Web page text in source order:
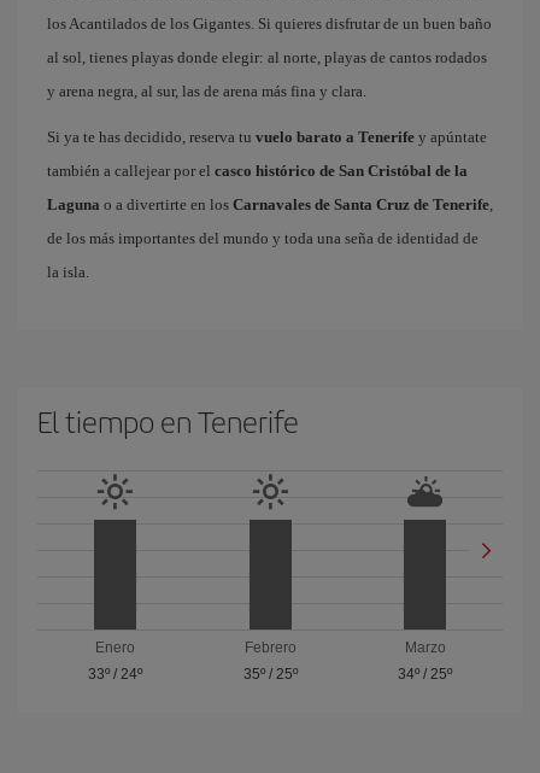
los Acantilados de los Gigantes. Si quieres disfrutar de un buen baño
al sol, tienes playas donde elegir: al norte, playas de cantos rodados
y arena negra, al sur, las de arena más fina y clara.
Si ya te has decidido, reserva tu vuelo barato a Tenerife y apúntate
también a callejear por el casco histórico de San Cristóbal de la
Laguna o a divertirte en los Carnavales de Santa Cruz de Tenerife,
de los más importantes del mundo y toda una seña de identidad de
la isla.
El tiempo en Tenerife
Enero
33º/ 24º
Febrero
35º/ 25º
Marzo
34º /25º